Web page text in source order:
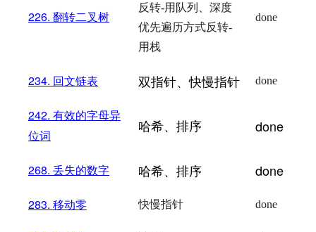
226. 翻转二叉树
反转-用队列、深度
优先遍历方式反转-
用栈
done
234. 回文链表 双指针、快慢指针 done
242. 有效的字母异
位词
哈希、排序 done
268. 丢失的数字 哈希、排序 done
283. 移动零 快慢指针 done